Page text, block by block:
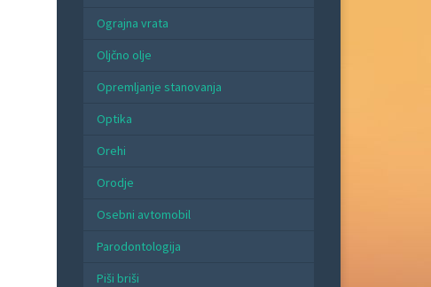
Ograjna vrata
Oljčno olje
Opremljanje stanovanja
Optika
Orehi
Orodje
Osebni avtomobil
Parodontologija
Piši briši